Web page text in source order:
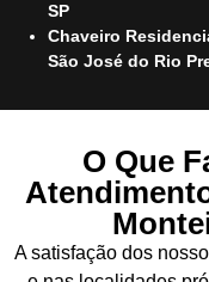
SP
Chaveiro
São José do Rio
O Que
A satisfação dos